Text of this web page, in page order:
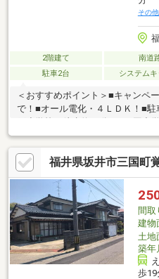
その
2階建て 南道
駐車2台
システム
＜おすすめポイント＞■キャンペ
で！■オール電化・４ＬＤＫ！■駐
リンク』よりパノラマ画像がご覧
つでも内覧を受付しております。
金も『住宅ローンアドバイザー』
にご説明いたします。お気軽にお
福井県坂井市三国町
間取
建物
土地
築年
歩19